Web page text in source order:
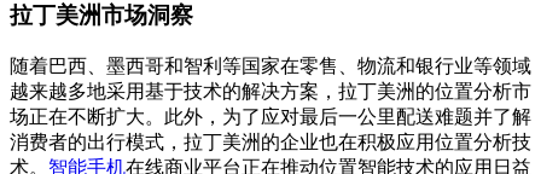
拉丁美洲市场洞察
随着巴西、墨西哥和智利等国家在零售、物流和银行业等领域
越来越多地采用基于技术的解决方案，拉丁美洲的位置分析市
场正在不断扩大。此外，为了应对最后一公里配送难题并了解
消费者的出行模式，拉丁美洲的企业也在积极应用位置分析技
术。 智能手机在线商业平台正在推动位置智能技术的应用日益